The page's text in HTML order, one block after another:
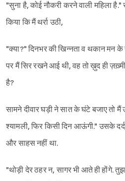
"सुना है, कोई नौकरी करने वाली महिला
किया कि मैं थर्रा उठी,
"क्या?" दिनभर की खिन्नता व थकान मन
पर मैं सिर रखने आई थी, वह तो ख़ुद ही ज़ख़्मी
है?
सामने दीवार घड़ी ने सात के घंटे बजाए तो
श्यामली, फिर किसी दिन आऊंगी." उसके
और साहस नहीं था.
"थोड़ी देर ठहर न, सागर भी आते ही होंगे.